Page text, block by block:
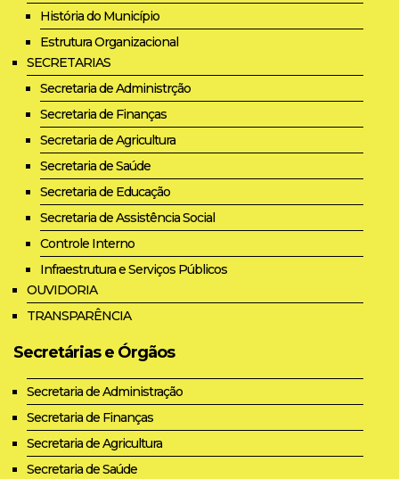
História do Município
Estrutura Organizacional
SECRETARIAS
Secretaria de Administrção
Secretaria de Finanças
Secretaria de Agricultura
Secretaria de Saúde
Secretaria de Educação
Secretaria de Assistência Social
Controle Interno
Infraestrutura e Serviços Públicos
OUVIDORIA
TRANSPARÊNCIA
Secretárias e Órgãos
Secretaria de Administração
Secretaria de Finanças
Secretaria de Agricultura
Secretaria de Saúde